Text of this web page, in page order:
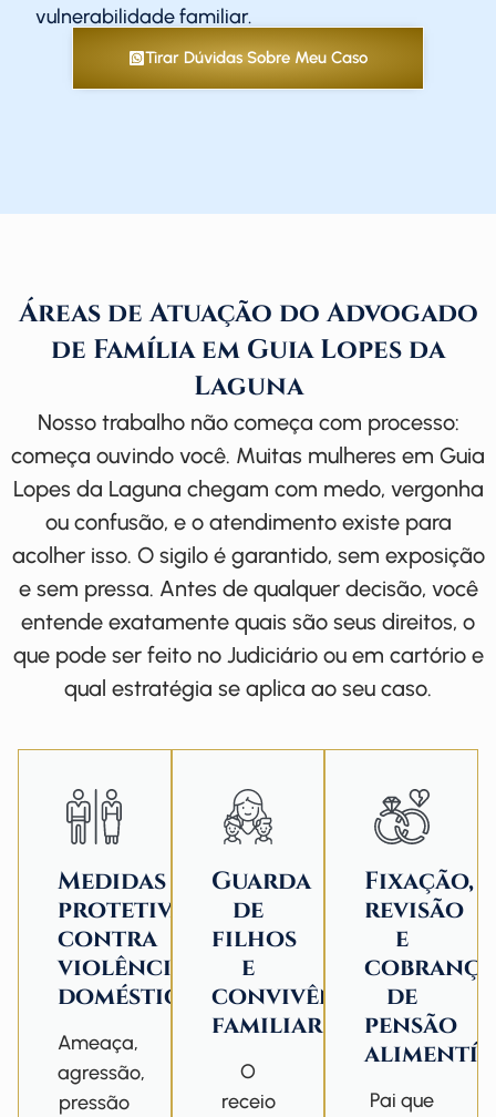
vulnerabilidade familiar.
Tirar Dúvidas Sobre Meu Caso
Áreas de Atuação do Advogado
de Família em Guia Lopes da
Laguna
Nosso trabalho não começa com processo:
começa ouvindo você. Muitas mulheres em Guia
Lopes da Laguna chegam com medo, vergonha
ou confusão, e o atendimento existe para
acolher isso. O sigilo é garantido, sem exposição
e sem pressa. Antes de qualquer decisão, você
entende exatamente quais são seus direitos, o
que pode ser feito no Judiciário ou em cartório e
qual estratégia se aplica ao seu caso.
Medidas
protetivas
contra
violência
doméstica
Ameaça,
agressão,
pressão
Guarda
de
filhos
e
convivência
familiar
O
receio
Fixação,
revisão
e
cobrança
de
pensão
Pai que